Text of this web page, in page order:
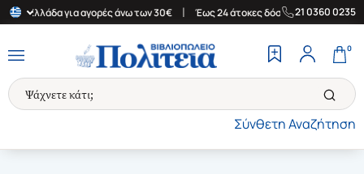
Ελλάδα για αγορές άνω των 30€ Έως 24 άτοκες δόσεις |
21 0360 0235
Σύνθετη Αναζήτηση
0